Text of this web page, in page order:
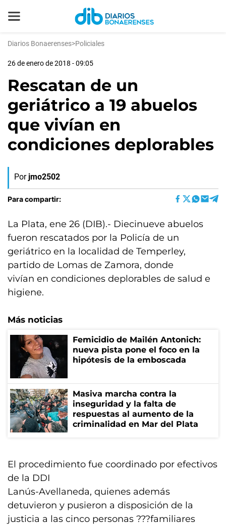
Diarios Bonaerenses>Policiales
26 de enero de 2018 - 09:05
Rescatan de un
geriátrico a 19 abuelos
que vivían en
condiciones deplorables
Por jmo2502
Para compartir:
La Plata, ene 26 (DIB).- Diecinueve abuelos
fueron rescatados por la Policía de un
geriátrico en la localidad de Temperley,
partido de Lomas de Zamora, donde
vivían en condiciones deplorables de salud e
higiene.
Más noticias
Femicidio de Mailén Antonich:
nueva pista pone el foco en la
hipótesis de la emboscada
Masiva marcha contra la
inseguridad y la falta de
respuestas al aumento de la
criminalidad en Mar del Plata
El procedimiento fue coordinado por efectivos
de la DDI
Lanús-Avellaneda, quienes además
detuvieron y pusieron a disposición de la
justicia a las cinco personas ???familiares